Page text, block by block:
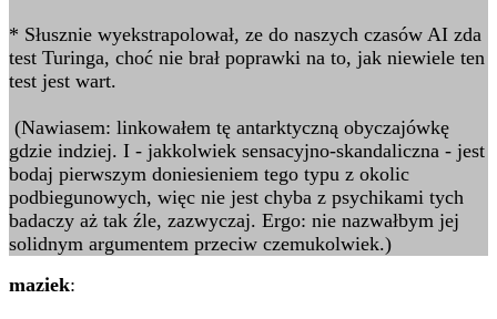
* Słusznie wyekstrapolował, ze do naszych czasów AI zda
test Turinga, choć nie brał poprawki na to, jak niewiele ten
test jest wart.
(Nawiasem: linkowałem tę antarktyczną obyczajówkę
gdzie indziej. I - jakkolwiek sensacyjno-skandaliczna - jest
bodaj pierwszym doniesieniem tego typu z okolic
podbiegunowych, więc nie jest chyba z psychikami tych
badaczy aż tak źle, zazwyczaj. Ergo: nie nazwałbym jej
solidnym argumentem przeciw czemukolwiek.)
maziek: